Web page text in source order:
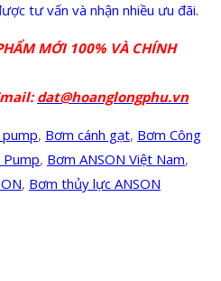
tư vấn và nhận nhiều ưu đãi.
MỚI 100% VÀ CHÍNH
dat@hoanglongphu.vn
, Bơm cánh gạt, Bơm Công
Pump, Bơm ANSON Việt Nam,
, Bơm thủy lực ANSON